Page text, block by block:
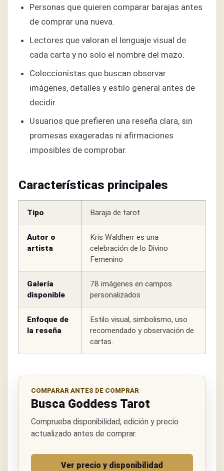
Personas que quieren comparar barajas antes
de comprar una nueva.
Lectores que valoran el lenguaje visual de
cada carta y no solo el nombre del mazo.
Coleccionistas que buscan observar
imágenes, detalles y estilo general antes de
decidir.
Usuarios que prefieren una reseña clara, sin
promesas exageradas ni afirmaciones
imposibles de comprobar.
Características principales
Tipo Baraja de tarot
Autor o
artista
Kris Waldherr es una
celebración de lo Divino
Femenino
Galería
disponible
78 imágenes en campos
personalizados
Enfoque de
la reseña
Estilo visual, simbolismo, uso
recomendado y observación de
cartas.
COMPARAR ANTES DE COMPRAR
Busca Goddess Tarot
Comprueba disponibilidad, edición y precio
actualizado antes de comprar.
Ver precio y disponibilidad